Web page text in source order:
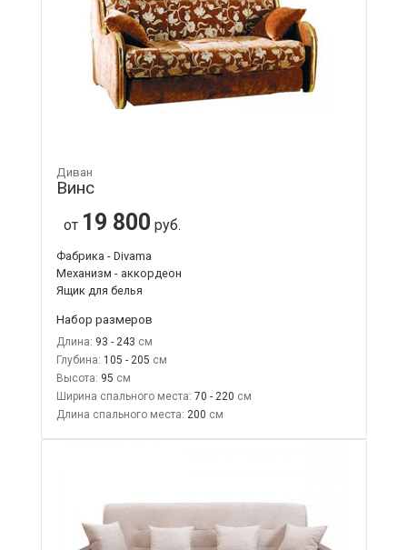
Диван
Винс
от 19 800 руб.
Фабрика - Divama
Механизм - аккордеон
Ящик для белья
Набор размеров
Длина: 93 - 243
Глубина: 105 - 205
Высота: 95
Ширина спального места: 70 - 220
Длина спального места: 200